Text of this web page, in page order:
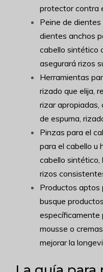
protector contra
Peine de dientes
dientes anchos
cabello sintético
asegurará rizos
Herramientas
rizado que elija,
rizar apropiadas,
de espuma,
Pinzas para el
para el cabello u
cabello sintético,
rizos
Productos aptos
busque
específicamente
mousse o
mejorar la